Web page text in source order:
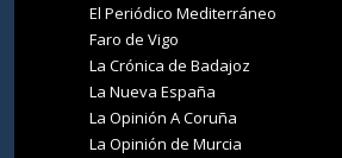
El Periódico Mediterráneo
Faro de Vigo
La Crónica de Badajoz
La Nueva España
La Opinión A Coruña
La Opinión de Murcia